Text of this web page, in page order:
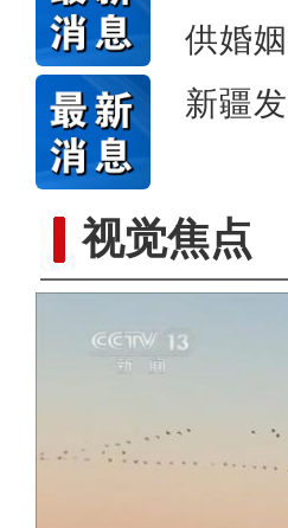
供婚
新疆
视觉焦点
新疆图